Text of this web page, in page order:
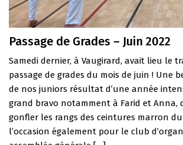
Passage de Grades – Juin 2022
Samedi dernier, à Vaugirard, avait lieu le
passage de grades du mois de juin ! Une
de nos juniors résultat d’une année
grand bravo notamment à Farid et Anna,
gonfler les rangs des ceintures marron du
l’occasion également pour le club